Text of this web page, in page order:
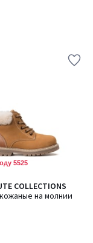
5525
COLLECTIONS
на молнии